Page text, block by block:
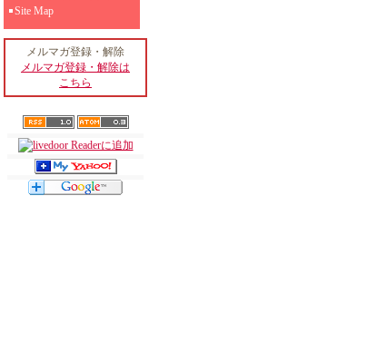
Site Map
メルマガ登録・解除
メルマガ登録・解除は
こちら